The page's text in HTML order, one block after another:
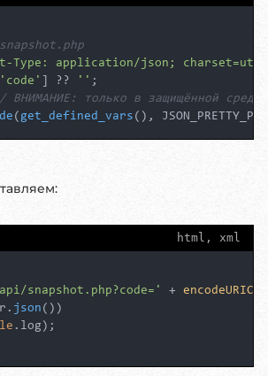
Type: application/json;
'code' ] ?? ''
ВНИМАНИЕ: только в защищённой среде!
( get_defined_vars (),
html, xml
snapshot.php?code=' +
json ())
. log